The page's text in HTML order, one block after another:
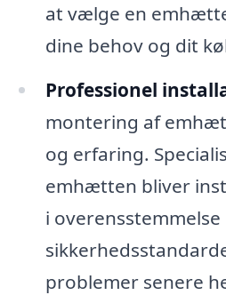
at vælge en
dine behov og dit
Professionel
montering af
og erfaring.
emhætten bliver
i overensstemmelse
problemer senere